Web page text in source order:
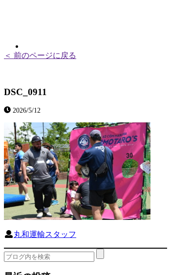
＜ 前のページに戻る
DSC_0911
2026/5/12
丸和運輸スタッフ